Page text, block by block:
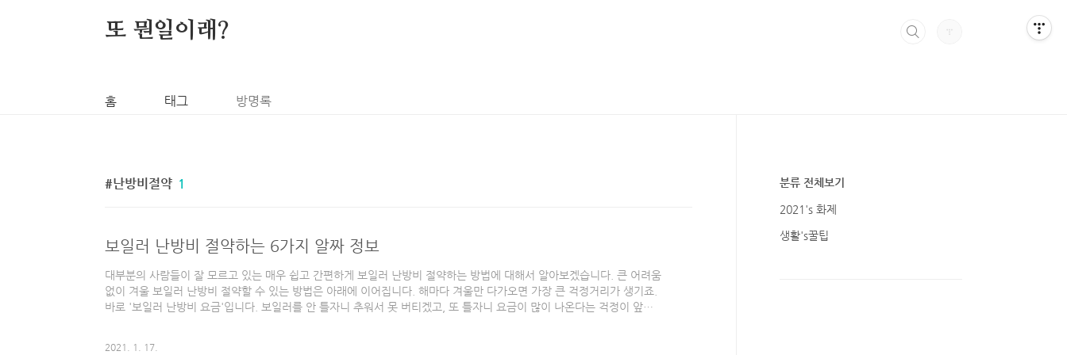
또 뭔일이래?
홈 태그 방명록
난방비절약 1
보일러 난방비 절약하는 6가지 알짜 정보
대부분의 사람들이 잘 모르고 있는 매우 쉽고 간편하게 보일러 난방비 절약하는 방법에 대해서 알아보겠습니다. 큰 어려움
없이 겨울 보일러 난방비 절약할 수 있는 방법은 아래에 이어집니다. 해마다 겨울만 다가오면 가장 큰 걱정거리가 생기죠.
바로 '보일러 난방비 요금'입니다. 보일러를 안 틀자니 추워서 못 버티겠고, 또 틀자니 요금이 많이 나온다는 걱정이 앞섭
2021. 1. 17.
분류 전체보기
2021's 화제
생활's꿀팁